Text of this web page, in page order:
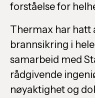
forståelse for
Thermax har hatt
brannsikring i
samarbeid med
rådgivende
nøyaktighet og